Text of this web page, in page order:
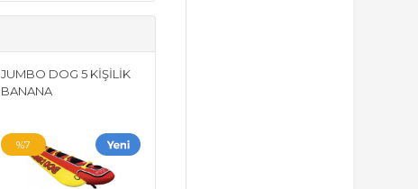
JUMBO DOG 5 KİŞİLİK
BANANA
%7